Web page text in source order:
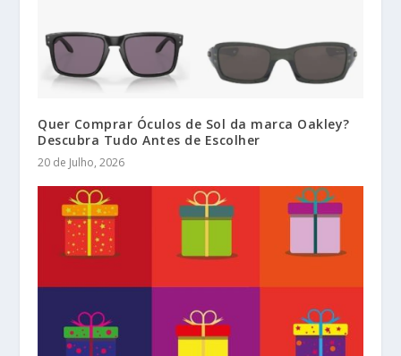
Quer Comprar Óculos de Sol da marca Oakley?
Descubra Tudo Antes de Escolher
20 de Julho, 2026